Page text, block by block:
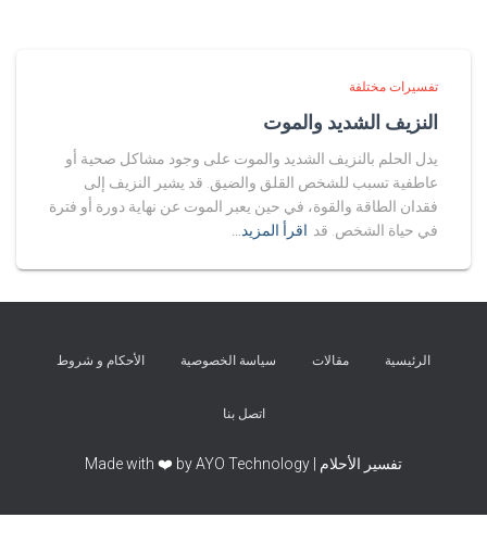
تفسيرات مختلفة
النزيف الشديد والموت
يدل الحلم بالنزيف الشديد والموت على وجود مشاكل صحية أو
عاطفية تسبب للشخص القلق والضيق. قد يشير النزيف إلى
فقدان الطاقة والقوة، في حين يعبر الموت عن نهاية دورة أو فترة
في حياة الشخص. قد اقرأ المزيد…
الرئيسية مقالات سياسة الخصوصية الأحكام و شروط
اتصل بنا
تفسير الأحلام | Made with ❤️ by AYO Technology